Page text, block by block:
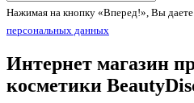
Нажимая на кнопку «Вперед!», Вы даете
персональных данных
Интернет магазин
косметики